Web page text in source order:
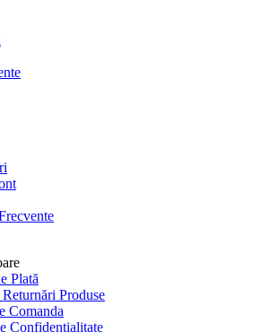
Plată
Produse
Comanda
Confidențialitate